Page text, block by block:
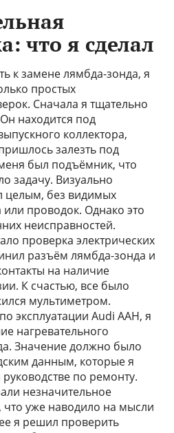
что я сделал
к замене лямбда-зонда, я
простых
Сначала я тщательно
находится под
коллектора,
залезть под
был подъёмник, что
задачу. Визуально
целым, без видимых
проводок. Однако это
неисправностей.
проверка электрических
разъём лямбда-зонда и
на наличие
К счастью, все было
мультиметром.
эксплуатации Audi AAH, я
нагревательного
Значение должно было
данным, которые я
по ремонту.
незначительное
уже наводило на мысли
я решил проверить